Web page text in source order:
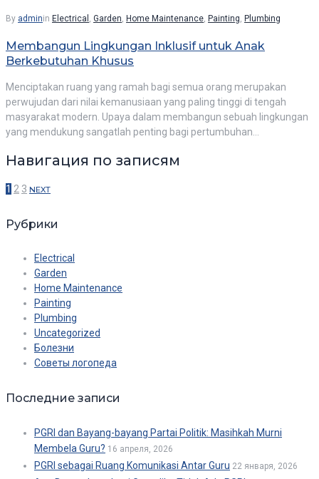
By adminin Electrical , Garden, Home Maintenance, Painting, Plumbing
Membangun Lingkungan Inklusif untuk Anak
Berkebutuhan Khusus
Menciptakan ruang yang ramah bagi semua orang merupakan
perwujudan dari nilai kemanusiaan yang paling tinggi di tengah
masyarakat modern. Upaya dalam membangun sebuah lingkungan
yang mendukung sangatlah penting bagi pertumbuhan…
Навигация по записям
1 2 3 NEXT
Рубрики
Electrical
Garden
Home Maintenance
Painting
Plumbing
Uncategorized
Болезни
Советы логопеда
Последние записи
PGRI dan Bayang-bayang Partai Politik: Masihkah Murni
Membela Guru? 16 апреля, 2026
PGRI sebagai Ruang Komunikasi Antar Guru 22 января, 2026